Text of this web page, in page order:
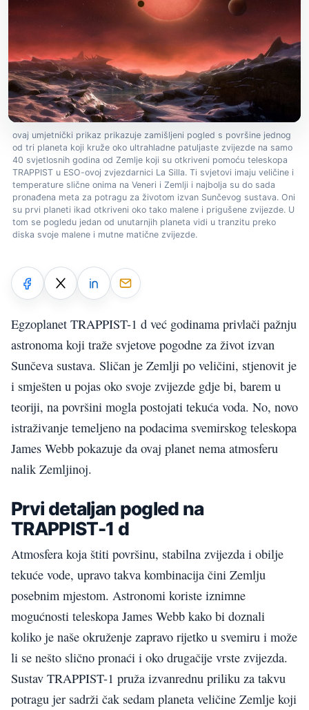
ovaj umjetnički prikaz prikazuje zamišljeni pogled s površine jednog
od tri planeta koji kruže oko ultrahladne patuljaste zvijezde na samo
40 svjetlosnih godina od Zemlje koji su otkriveni pomoću teleskopa
TRAPPIST u ESO-ovoj zvjezdarnici La Silla. Ti svjetovi imaju veličine i
temperature slične onima na Veneri i Zemlji i najbolja su do sada
pronađena meta za potragu za životom izvan Sunčevog sustava. Oni
su prvi planeti ikad otkriveni oko tako malene i prigušene zvijezde. U
tom se pogledu jedan od unutarnjih planeta vidi u tranzitu preko
diska svoje malene i mutne matične zvijezde.
Egzoplanet TRAPPIST-1 d već godinama privlači pažnju
astronoma koji traže svjetove pogodne za život izvan
Sunčeva sustava. Sličan je Zemlji po veličini, stjenovit je
i smješten u pojas oko svoje zvijezde gdje bi, barem u
teoriji, na površini mogla postojati tekuća voda. No, novo
istraživanje temeljeno na podacima svemirskog teleskopa
James Webb pokazuje da ovaj planet nema atmosferu
nalik Zemljinoj.
Prvi detaljan pogled na
TRAPPIST-1 d
Atmosfera koja štiti površinu, stabilna zvijezda i obilje
tekuće vode, upravo takva kombinacija čini Zemlju
posebnim mjestom. Astronomi koriste iznimne
mogućnosti teleskopa James Webb kako bi doznali
koliko je naše okruženje zapravo rijetko u svemiru i može
li se nešto slično pronaći i oko drugačije vrste zvijezda.
Sustav TRAPPIST-1 pruža izvanrednu priliku za takvu
potragu jer sadrži čak sedam planeta veličine Zemlje koji